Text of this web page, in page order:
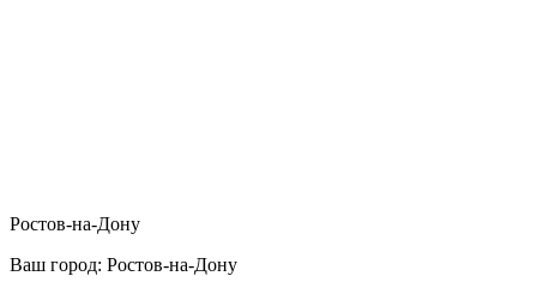
Ростов-на-Дону
Ваш город: Ростов-на-Дону